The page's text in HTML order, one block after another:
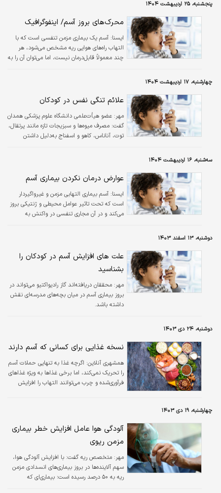
پنجشنبه، ۲۵ اردیبهشت ۱۴۰۴
محرک‌های بروز آسم/ اینفوگرافیک
ايسنا: آسم یک بیماری مزمن تنفسی است که با
التهاب راه‌های هوایی ریه مشخص می‌شود، هر
چند معمولاً قابل‌درمان نیست، اما می‌توان آن را به
چهارشنبه، ۱۷ اردیبهشت ۱۴۰۴
علائم تنگی نفس در کودکان
مهر: عضو هیأت‌علمی دانشگاه علوم پزشکی همدان
گفت: مصرف میوه‌ها و سبزیجات تازه مانند پرتقال،
توت، آناناس، کاهو و اسفناج به‌دلیل داشتن
سه‌شنبه، ۱۶ اردیبهشت ۱۴۰۴
عوارض درمان نکردن بیماری آسم
ايسنا:
آسم بیماری التهابی مزمن و غیرواگیردار
است که تحت تاثیر عوامل محیطی و ژنتیکی بروز
می‌کند و در آن مجاری تنفسی در واکنش به
خس خس هنگام تنفس و تنگی نفس شود.
دوشنبه، ۱۳ اسفند ۱۴۰۳
علت‌ های افزایش آسم در کودکان را
بشناسید
مهر: محققان دریافته‌اند گاز رادیواکتیو می‌تواند در
بروز بیماری آسم در میان بچه‌های مدرسه‌ای نقش
داشته باشد.
دوشنبه، ۲۴ دی ۱۴۰۳
نسخه غذایی برای کسانی که آسم دارند
همشهری آنلاین: اگرچه غذا به تنهایی حملات آسم
را تحریک نمی‌کند، اما برخی غذاها به ویژه غذاهای
فرآوری‌شده و چرب می‌توانند التهاب را افزایش
چهارشنبه، ۱۹ دی ۱۴۰۳
آلودگی هوا عامل افزایش خطر بیماری
مزمن ریوی
مهر: متخصص ریه گفت: با افزایش آلودگی هوا،
سهم آلاینده‌ها در بروز بیماری‌های انسدادی مزمن
ریه به ۵۰ درصد رسیده است؛ بیماری‌ای که